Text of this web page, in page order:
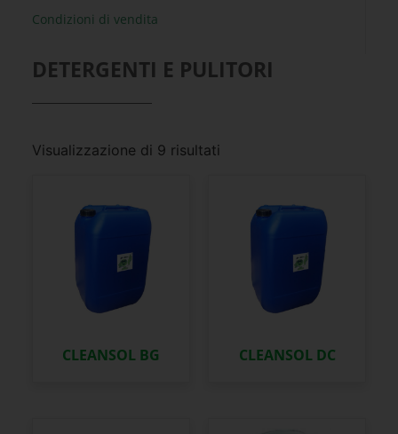
Condizioni di vendita
DETERGENTI E PULITORI
Visualizzazione di 9 risultati
CLEANSOL BG CLEANSOL DC